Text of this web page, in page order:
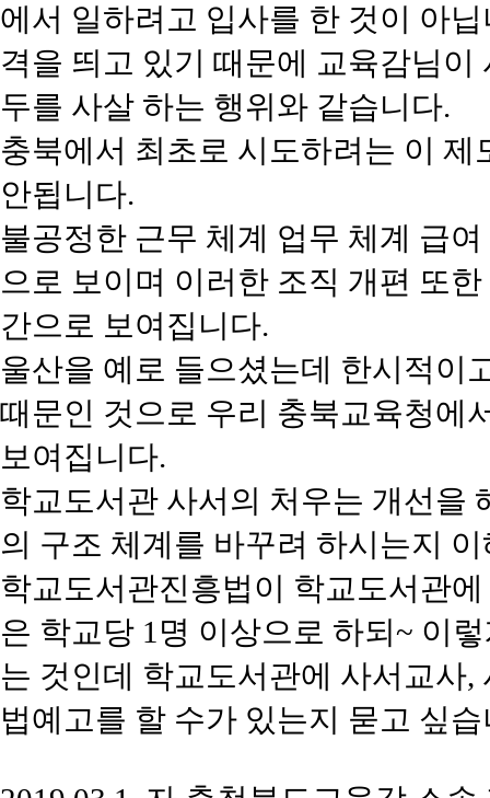
에서 일하려고 입사를 한 것이 아
격을 띄고 있기 때문에 교육감님
두를 사살 하는 행위와 같습니다.
충북에서 최초로 시도하려는 이
안됩니다.
불공정한 근무 체계 업무 체계 급
으로 보이며 이러한 조직 개편 또
간으로 보여집니다.
울산을 예로 들으셨는데 한시적이
때문인 것으로 우리 충북교육청에
보여집니다.
학교도서관 사서의 처우는 개선을
의 구조 체계를 바꾸려 하시는지
학교도서관진흥법이 학교도서관
은 학교당 1명 이상으로 하되~ 이
는 것인데 학교도서관에 사서교사
법예고를 할 수가 있는지 묻고 싶